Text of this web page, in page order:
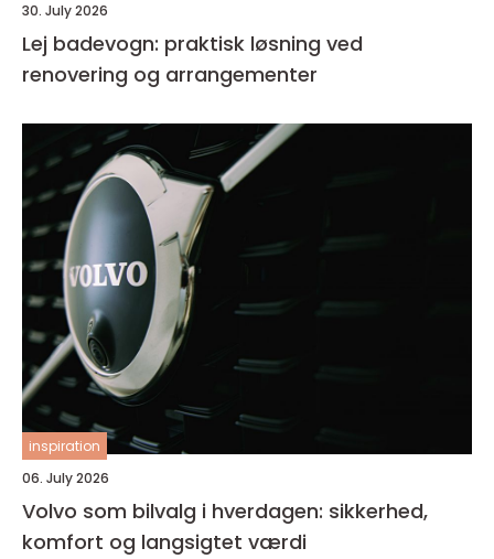
30. July 2026
Lej badevogn: praktisk løsning ved
renovering og arrangementer
inspiration
06. July 2026
Volvo som bilvalg i hverdagen: sikkerhed,
komfort og langsigtet værdi